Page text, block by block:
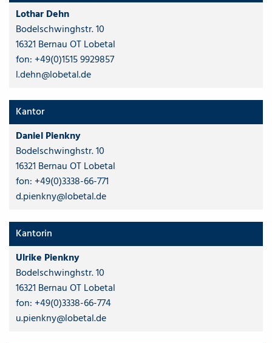
Lothar Dehn
Bodelschwinghstr. 10
16321 Bernau OT Lobetal
fon: +49(0)1515 9929857
l.dehn@lobetal.de
Kantor
Daniel Pienkny
Bodelschwinghstr. 10
16321 Bernau OT Lobetal
fon: +49(0)3338-66-771
d.pienkny@lobetal.de
Kantorin
Ulrike Pienkny
Bodelschwinghstr. 10
16321 Bernau OT Lobetal
fon: +49(0)3338-66-774
u.pienkny@lobetal.de